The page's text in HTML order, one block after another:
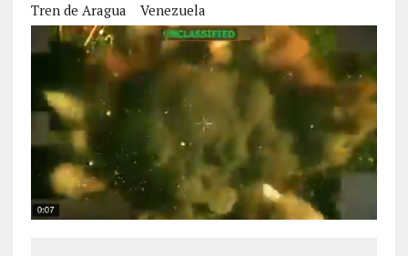
Tren de Aragua
Venezuela